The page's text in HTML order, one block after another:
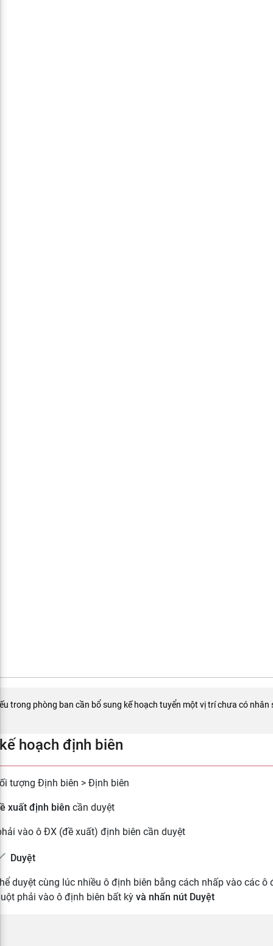
trong phòng ban cần bổ sung kế hoạch tuyển một vị trí chưa có
hoạch định biên
tượng Định biên > Định biên
xuất định biên cần duyệt
vào ô ĐX (đề xuất) định biên cần duyệt
Duyệt
duyệt cùng lúc nhiều ô định biên bằng cách nhấp vào các
phải vào ô định biên bất kỳ và nhấn nút Duyệt